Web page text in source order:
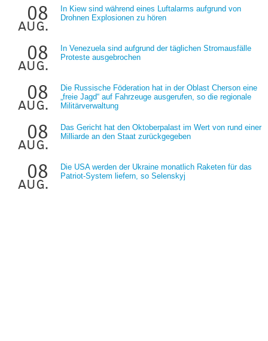
08
aug.
In Kiew sind während eines Luftalarms aufgrund von
Drohnen Explosionen zu hören
08
aug.
In Venezuela sind aufgrund der täglichen Stromausfälle
Proteste ausgebrochen
08
aug.
Die Russische Föderation hat in der Oblast Cherson eine
„freie Jagd“ auf Fahrzeuge ausgerufen, so die regionale
Militärverwaltung
08
aug.
Das Gericht hat den Oktoberpalast im Wert von rund einer
Milliarde an den Staat zurückgegeben
08
aug.
Die USA werden der Ukraine monatlich Raketen für das
Patriot-System liefern, so Selenskyj